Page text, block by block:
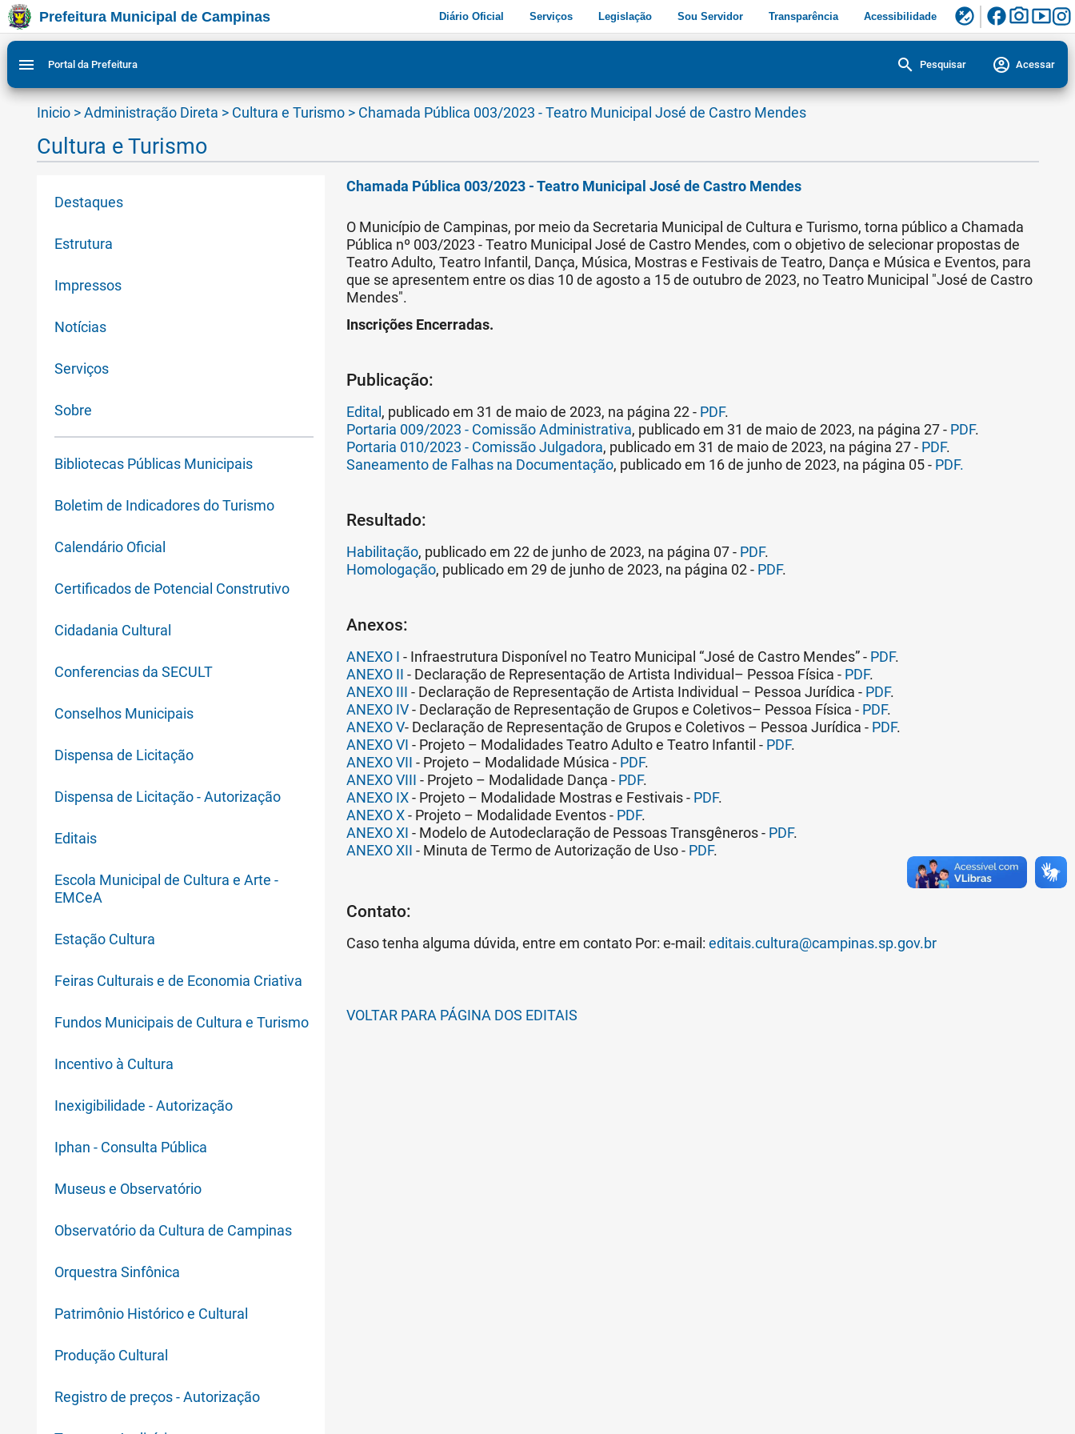
Ir para conteudo 1
Ir para menu do site da Prefeitura de Campinas
Ligar/Desligar contraste visual de tela para acessibilidade
Prefeitura Municipal de Campinas Diário Oficial Serviços Legislação Sou Servidor Transparência Acessibilidade flaky facebookphoto_camerasmart_display
menu Portal da Prefeitura search Pesquisar account_circle Acessar
Inicio>Administração Direta > Cultura e Turismo > Chamada Pública 003/2023 - Teatro Municipal José de Castro Mendes
Cultura e Turismo
Destaques
Estrutura
Impressos
Notícias
Serviços
Sobre
Bibliotecas Públicas Municipais
Boletim de Indicadores do Turismo
Calendário Oficial
Certificados de Potencial Construtivo
Cidadania Cultural
Conferencias da SECULT
Conselhos Municipais
Dispensa de Licitação
Dispensa de Licitação - Autorização
Editais
Escola Municipal de Cultura e Arte -
EMCeA
Estação Cultura
Feiras Culturais e de Economia Criativa
Fundos Municipais de Cultura e Turismo
Incentivo à Cultura
Inexigibilidade - Autorização
Iphan - Consulta Pública
Museus e Observatório
Observatório da Cultura de Campinas
Orquestra Sinfônica
Patrimônio Histórico e Cultural
Produção Cultural
Registro de preços - Autorização
Chamada Pública 003/2023 - Teatro Municipal José de Castro Mendes
O Município de Campinas, por meio da Secretaria Municipal de Cultura e Turismo, torna público a Chamada
Pública nº 003/2023 - Teatro Municipal José de Castro Mendes, com o objetivo de selecionar propostas de
Teatro Adulto, Teatro Infantil, Dança, Música, Mostras e Festivais de Teatro, Dança e Música e Eventos, para
que se apresentem entre os dias 10 de agosto a 15 de outubro de 2023, no Teatro Municipal "José de Castro
Mendes".
Inscrições Encerradas.
Publicação:
Edital , publicado em 31 de maio de 2023, na página 22 - PDF.
Portaria 009/2023 - Comissão Administrativa, publicado em 31 de maio de 2023, na página 27 - PDF.
Portaria 010/2023 - Comissão Julgadora, publicado em 31 de maio de 2023, na página 27 - PDF.
Saneamento de Falhas na Documentação, publicado em 16 de junho de 2023, na página 05 - PDF.
Resultado:
Habilitação, publicado em 22 de junho de 2023, na página 07 - PDF.
Homologação, publicado em 29 de junho de 2023, na página 02 - PDF.
Anexos:
ANEXO I - Infraestrutura Disponível no Teatro Municipal “José de Castro Mendes” - PDF.
ANEXO II - Declaração de Representação de Artista Individual– Pessoa Física - PDF.
ANEXO III - Declaração de Representação de Artista Individual – Pessoa Jurídica - PDF.
ANEXO IV- Declaração de Representação de Grupos e Coletivos– Pessoa Física - PDF.
ANEXO V- Declaração de Representação de Grupos e Coletivos – Pessoa Jurídica - PDF.
ANEXO VI - Projeto – Modalidades Teatro Adulto e Teatro Infantil - PDF.
ANEXO VII - Projeto – Modalidade Música - PDF.
ANEXO VIII - Projeto – Modalidade Dança - PDF.
ANEXO IX- Projeto – Modalidade Mostras e Festivais - PDF.
ANEXO X- Projeto – Modalidade Eventos - PDF.
ANEXO XI - Modelo de Autodeclaração de Pessoas Transgêneros - PDF.
ANEXO XII - Minuta de Termo de Autorização de Uso - PDF.
Contato:
Caso tenha alguma dúvida, entre em contato Por: e-mail: editais.cultura@campinas.sp.gov.br
VOLTAR PARA PÁGINA DOS EDITAIS